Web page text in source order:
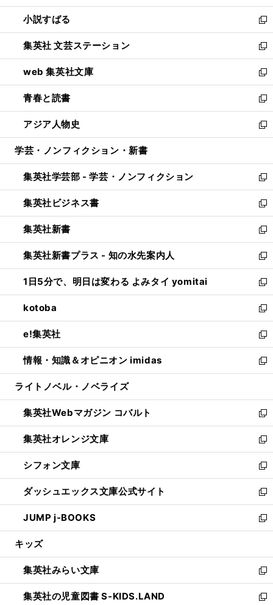
開
く
ウ
で
開
く
し
い
ウ
ィ
ン
ド
ウ
で
開
く
小説すばる
新
し
い
ウ
ィ
ン
ド
ウ
で
開
集英社 文芸ステーション
新
し
い
ウ
ィ
ン
ド
ウ
開
く
web 集英社文庫
新
し
い
ウ
ィ
ン
ウ
で
開
く
青春と読書
新
し
い
ウ
ン
ド
ウ
で
開
く
アジア人物史
新
し
ウ
ィ
ン
ド
ウ
で
開
く
学芸・ノンフィクション・新書
集英社学芸部 - 学芸・ノンフィクション
新
し
い
ウ
ィ
ン
ド
ウ
で
開
く
集英社ビジネス書
新
し
い
ウ
ィ
ン
ド
ウ
で
開
く
集英社新書
新
し
い
ウ
ィ
ン
ド
ウ
で
開
く
集英社新書プラス - 知の水先案内人
新
し
い
ウ
ィ
ン
ド
ウ
で
開
1日5分で、明日は変わる よみタイ yomitai
新
し
い
ウ
ィ
ン
ド
ウ
開
く
kotoba
新
し
い
ウ
ィ
ン
ウ
で
開
く
e!集英社
新
し
い
ウ
ン
ド
ウ
で
開
く
情報・知識＆オピニオン imidas
新
し
ウ
ィ
ン
ド
ウ
で
開
く
ライトノベル・ノベライズ
集英社Webマガジン コバルト
新
し
い
ウ
ィ
ン
ド
ウ
で
開
集英社オレンジ文庫
新
し
い
ウ
ィ
ン
ド
ウ
開
く
シフォン文庫
新
し
い
ウ
ィ
ン
ウ
で
開
く
ダッシュエックス文庫公式サイト
新
し
い
ウ
ン
ド
ウ
で
JUMP j-BOOKS
新
し
ウ
ィ
ン
ド
キッズ
集英社みらい文庫
新
し
い
集英社の児童図書 S-KIDS.LAND
新